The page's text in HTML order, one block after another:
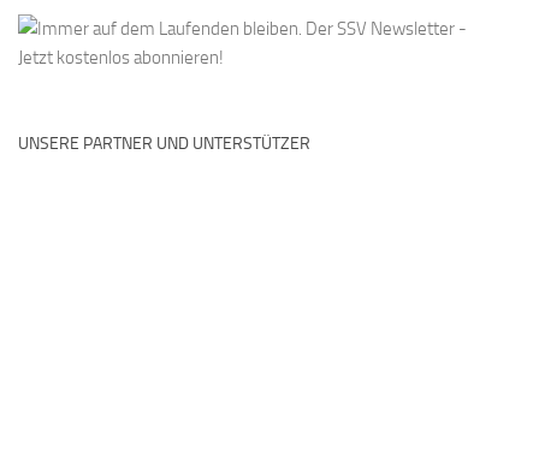
UNSERE PARTNER UND UNTERSTÜTZER